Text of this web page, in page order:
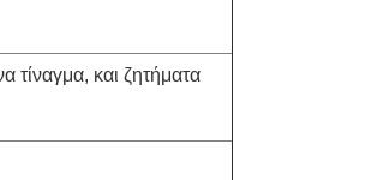
και ζητήματα